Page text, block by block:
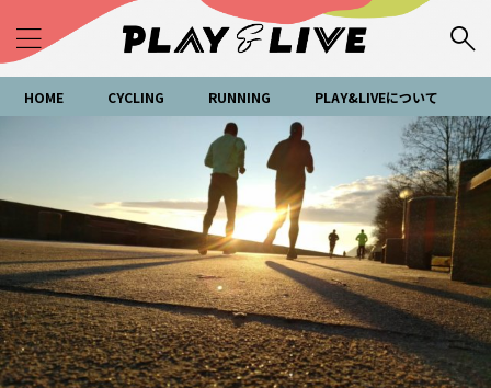
HOME CYCLING RUNNING PLAY&LIVEについて